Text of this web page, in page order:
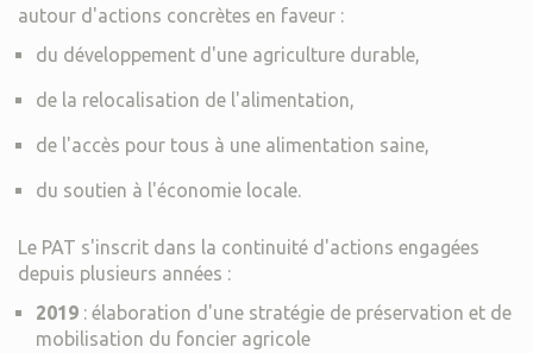
autour d'actions concrètes en faveur :
du développement d'une agriculture durable,
de la relocalisation de l'alimentation,
de l'accès pour tous à une alimentation saine,
du soutien à l'économie locale.
Le PAT s'inscrit dans la continuité d'actions engagées
depuis plusieurs années :
2019 : élaboration d'une stratégie de préservation et de
mobilisation du foncier agricole